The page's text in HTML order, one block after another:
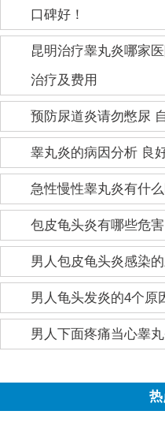
口碑好！
昆明治疗睾丸炎哪家
治疗及费用
预防尿道炎请勿憋尿
睾丸炎的病因分析 良
急性慢性睾丸炎有什么
包皮龟头炎有哪些危害
男人包皮龟头炎感染
男人龟头发炎的4个原
男人下面疼痛当心睾